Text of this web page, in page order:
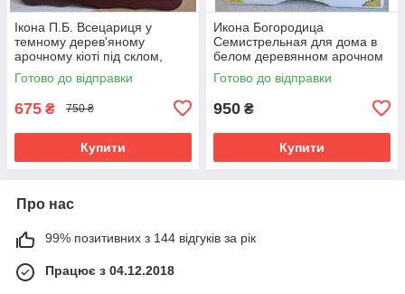
Ікона П.Б. Всецариця у
темному дерев'яному
арочному кіоті під склом,
розмір 26*23, сюжет 15*18.
Готово до відправки
675 ₴ 750 ₴
Купити
Икона Богородица
Семистрельная для дома в
белом деревянном арочном
киоте, размер киота 28*25,
сюжет под серебро 15*18
Готово до відправки
950 ₴
Купити
Про нас
99% позитивних з 144 відгуків за рік
Працює з 04.12.2018